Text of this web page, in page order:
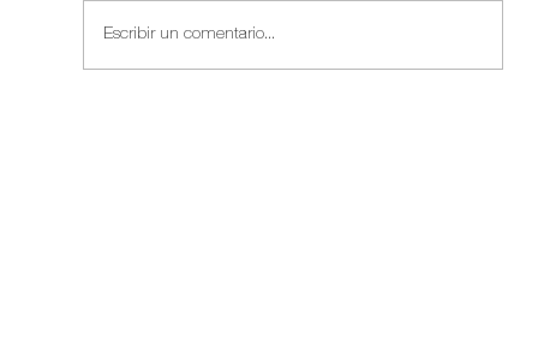
Escribir un comentario...